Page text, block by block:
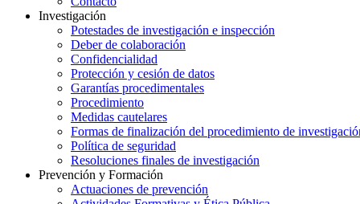
Investigación
Potestades de investigación e inspección
Deber de colaboración
Confidencialidad
Protección y cesión de datos
Garantías procedimentales
Procedimiento
Medidas cautelares
Formas de finalización del procedimiento de
Política de seguridad
Resoluciones finales de investigación
Prevención y Formación
Actuaciones de prevención